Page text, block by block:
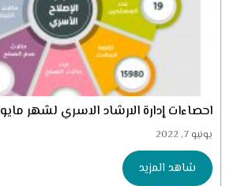
احصاءات إدارة الارشاد الاسري لشهر مايو 2022
يونيو 7, 2022
شاهد المزيد